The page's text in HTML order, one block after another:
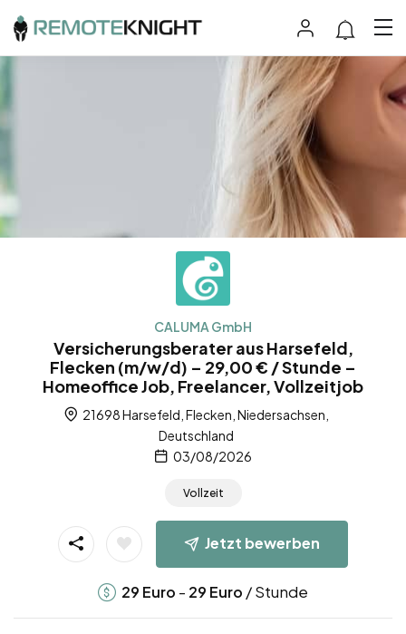
CALUMA GmbH
Versicherungsberater aus Harsefeld,
Flecken (m/w/d) – 29,00 € / Stunde –
Homeoffice Job, Freelancer, Vollzeitjob
21698 Harsefeld, Flecken, Niedersachsen,
Deutschland
03/08/2026
Vollzeit
Jetzt bewerben
29 Euro - 29 Euro / Stunde